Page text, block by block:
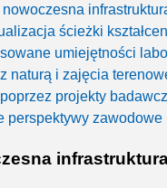
nowoczesna
ścieżki
umiejętności
naturą i zajęcia
projekty
perspektywy zawodowe